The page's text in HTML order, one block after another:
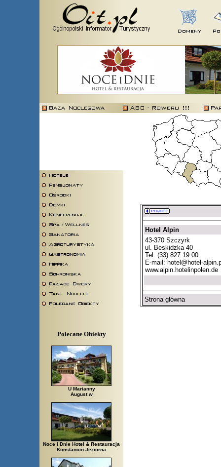
Polecane Obiekty
U Marianny
August w
Noce i Dnie Hotel & Restauracja
Konstancin Jeziorna
Hotel Alpin
43-370 Szczyrk
ul. Beskidzka 40
Tel. (33) 827 19 00
E-mail: hotel@hotel-
www.alpin.hotelinpolen.de
Strona główna